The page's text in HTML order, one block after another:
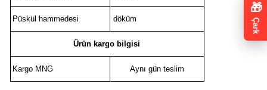
Püskül hammedesi döküm
Ürün kargo bilgisi
Kargo MNG Aynı gün teslim
🎁
Çark